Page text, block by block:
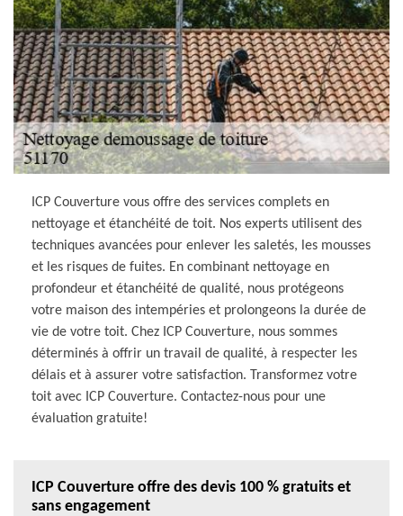
ICP Couverture vous offre des services complets en
nettoyage et étanchéité de toit. Nos experts utilisent des
techniques avancées pour enlever les saletés, les mousses
et les risques de fuites. En combinant nettoyage en
profondeur et étanchéité de qualité, nous protégeons
votre maison des intempéries et prolongeons la durée de
vie de votre toit. Chez ICP Couverture, nous sommes
déterminés à offrir un travail de qualité, à respecter les
délais et à assurer votre satisfaction. Transformez votre
toit avec ICP Couverture. Contactez-nous pour une
évaluation gratuite!
ICP Couverture offre des devis 100 % gratuits et
sans engagement